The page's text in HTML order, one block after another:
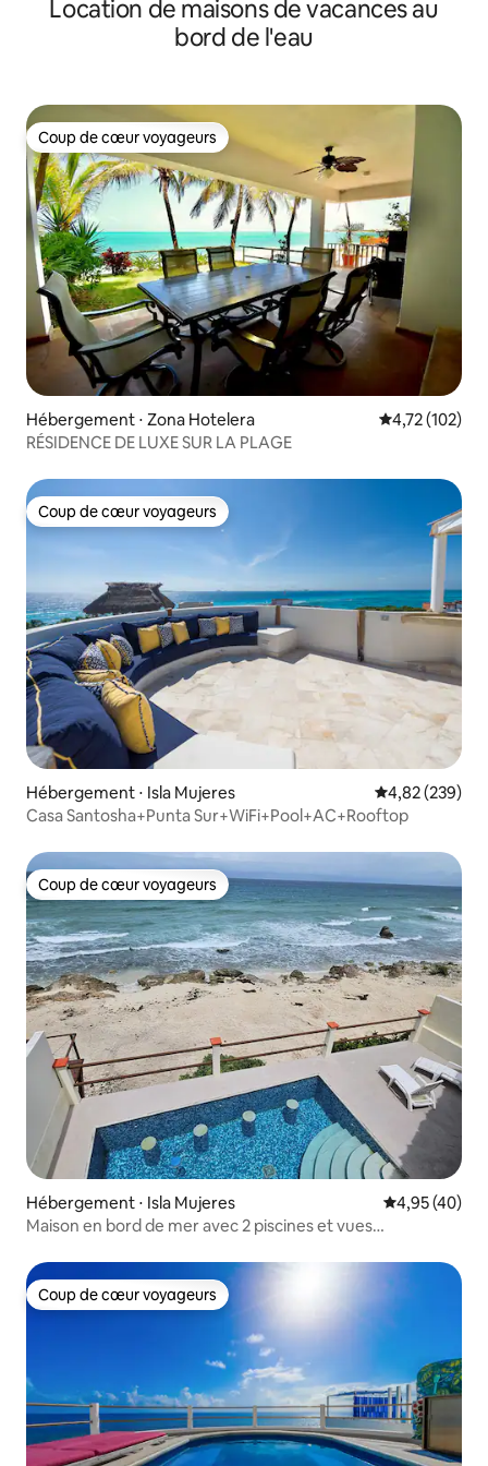
Location de maisons de vacances au
bord de l'eau
Coup de cœur voyageurs
Coup de cœur voyageurs
Hébergement ⋅ Zona Hotelera Évaluation
4,72 (102)
RÉSIDENCE DE LUXE SUR LA PLAGE
Coup de cœur voyageurs
Coup de cœur voyageurs
Hébergement ⋅ Isla Mujeres Évaluation
4,82 (239)
Casa Santosha+Punta Sur+WiFi+Pool+AC+Rooftop
Coup de cœur voyageurs
Coup de cœur voyageurs
Hébergement ⋅ Isla Mujeres Évaluation
4,95 (40)
Maison en bord de mer avec 2 piscines et vues
Coup de cœur voyageurs
Coup de cœur voyageurs